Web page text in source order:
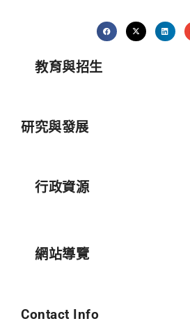
教育與招生
研究與發展
行政資源
網站導覽
Contact Info